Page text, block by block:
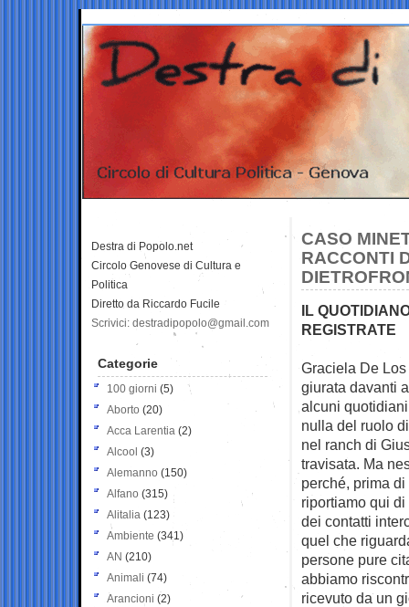
CASO
RACCONTI
IL
REGISTRATE
Graciela De
giurata davanti
alcuni
nulla del ruolo
nel ranch di
travisata. Ma
perché, prima
riportiamo qui
dei contatti
quel che
persone pure
abbiamo
ricevuto da un
Destra di Popolo.net
Circolo Genovese di Cultura e
Politica
Diretto da Riccardo Fucile
Scrivici: destradipopolo@gmail.com
Categorie
100 giorni (5)
Aborto (20)
Acca Larentia (2)
Alcool (3)
Alemanno (150)
Alfano (315)
Alitalia (123)
Ambiente (341)
AN (210)
Animali (74)
Arancioni (2)